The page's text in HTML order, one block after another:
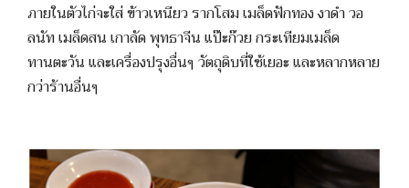
ภายในตัวไก่จะใส่ ข้าวเหนียว รากโสม เมล็ดฟักทอง งาดำ วอ
ลนัท เมล็ดสน เกาลัด พุทธาจีน แป๊ะก๊วย กระเทียมเมล็ด
ทานตะวัน และเครื่องปรุงอื่นๆ วัตถุดิบที่ใช้เยอะ และหลากหลาย
กว่าร้านอื่นๆ